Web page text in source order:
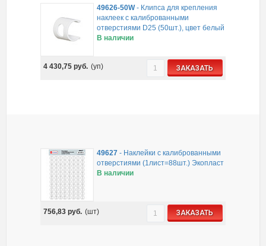
49626-50W- Клипса для крепления
наклеек с калиброванными
отверстиями D25 (50шт.), цвет белый
В наличии
4 430,75руб. (уп) ЗАКАЗАТЬ
49627 - Наклейки с калиброванными
отверстиями (1лист=88шт.) Экопласт
В наличии
756,83руб. (шт) ЗАКАЗАТЬ